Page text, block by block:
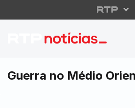
ONG
Guerra no Médio